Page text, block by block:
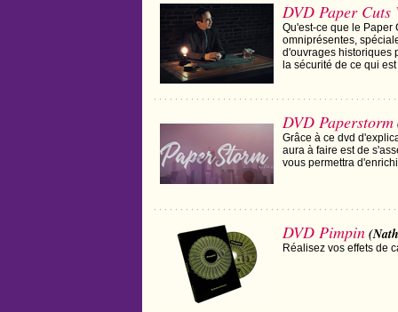
DVD Paper Cuts
Qu'est-ce que le Paper
omniprésentes,
d'ouvrages historiques
la sécurité de ce qui
DVD Paperstorm
Grâce à ce dvd
aura à faire est de
vous permettra
DVD Pimpin
Réalisez vos effets de